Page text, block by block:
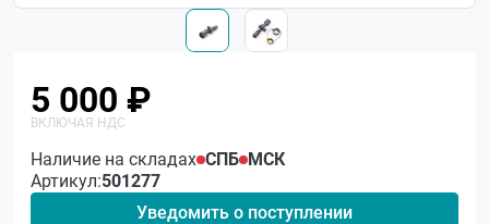
5 000 ₽
Наличие на складах СПБ МСК
Артикул:501277
Уведомить о поступлении